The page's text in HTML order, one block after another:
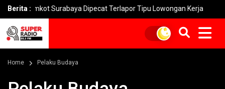
Berita :
Pemkot Surabaya Dipecat Terlapor Tipu Lowongan Kerja
Home Pelaku Budaya